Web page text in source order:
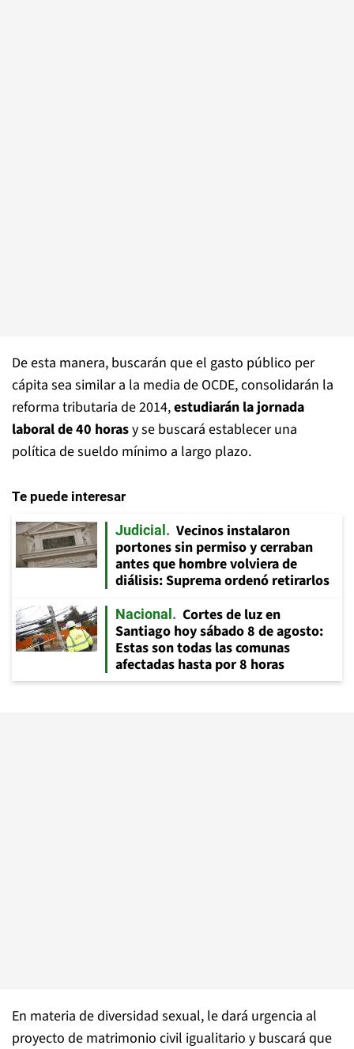
De esta manera, buscarán que el gasto público per
cápita sea similar a la media de OCDE, consolidarán la
reforma tributaria de 2014,estudiarán la jornada
laboral de 40 horasy se buscará establecer una
política de sueldo mínimo a largo plazo.
Te puede interesar
Judicial
Vecinos instalaron
portones sin permiso y cerraban
antes que hombre volviera de
diálisis: Suprema ordenó retirarlos
Nacional
Cortes de luz en
Santiago hoy sábado 8 de agosto:
Estas son todas las comunas
afectadas hasta por 8 horas
En materia de diversidad sexual, le dará urgencia al
proyecto de matrimonio civil igualitario y buscará que